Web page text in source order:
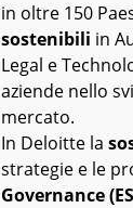
in oltre 150
sostenibili in
Legal e
aziende nello
mercato.
In Deloitte la
strategie e le
Governance